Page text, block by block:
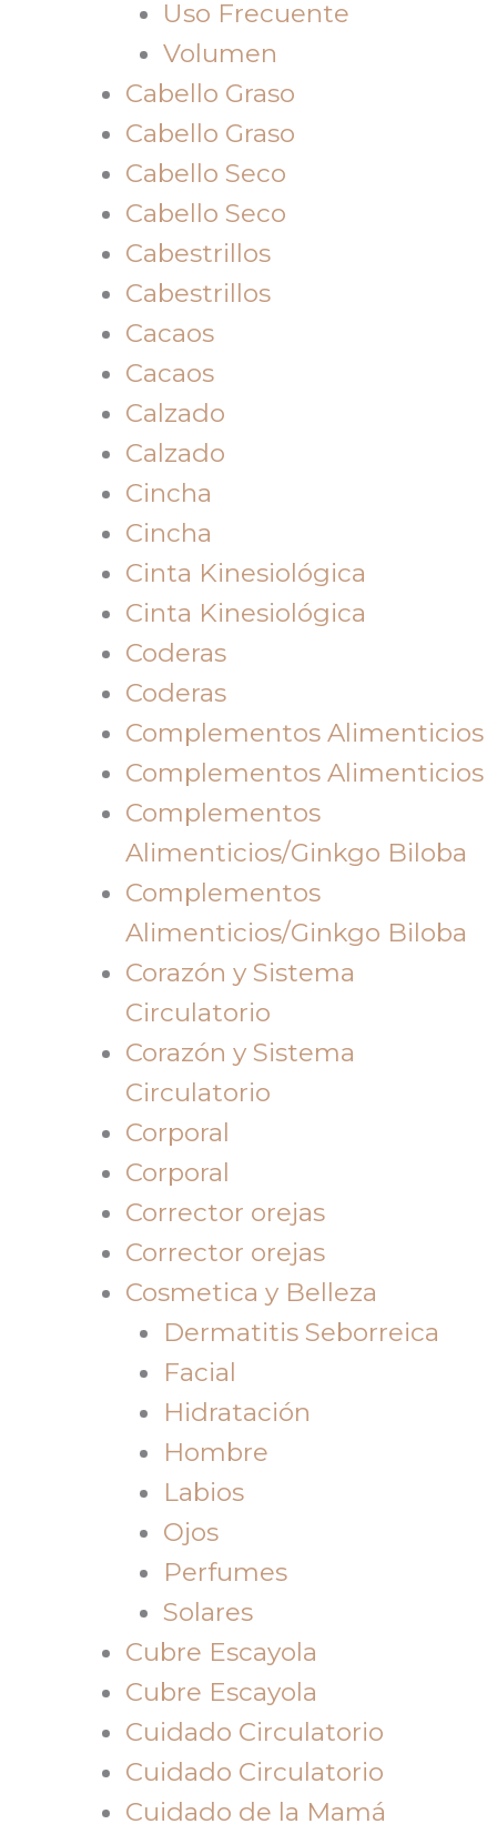
Uso Frecuente
Volumen
Cabello Graso
Cabello Graso
Cabello Seco
Cabello Seco
Cabestrillos
Cabestrillos
Cacaos
Cacaos
Calzado
Calzado
Cincha
Cincha
Cinta Kinesiológica
Cinta Kinesiológica
Coderas
Coderas
Complementos Alimenticios
Complementos Alimenticios
Complementos
Alimenticios/Ginkgo Biloba
Complementos
Alimenticios/Ginkgo Biloba
Corazón y Sistema
Circulatorio
Corazón y Sistema
Circulatorio
Corporal
Corporal
Corrector orejas
Corrector orejas
Cosmetica y Belleza
Dermatitis Seborreica
Facial
Hidratación
Hombre
Labios
Ojos
Perfumes
Solares
Cubre Escayola
Cubre Escayola
Cuidado Circulatorio
Cuidado Circulatorio
Cuidado de la Mamá